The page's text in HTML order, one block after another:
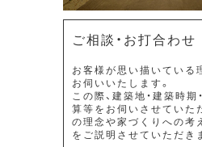
ご相談・お打合わせ
お客様が思い描いている
お伺いいたします。
この際、建築地・建築時期
算等をお伺いさせていた
の理念や家づくりへの考
をご説明させていただき